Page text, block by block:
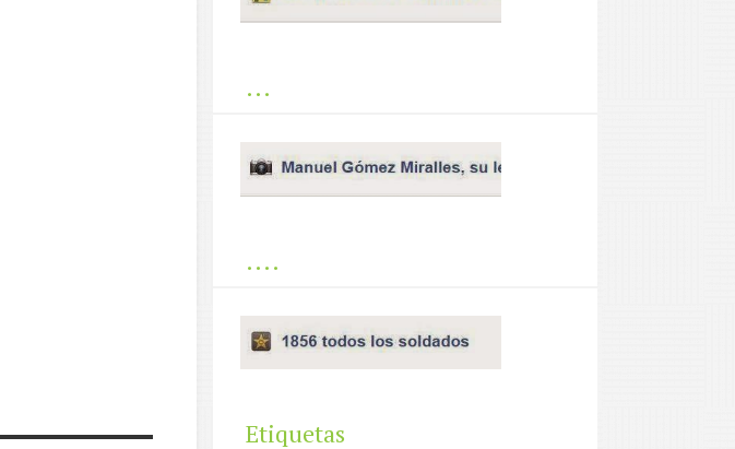
...
....
Etiquetas